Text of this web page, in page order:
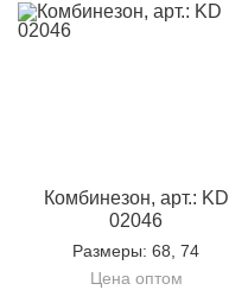
Комбинезон, арт.: KD
02046
Размеры: 68, 74
Цена оптом